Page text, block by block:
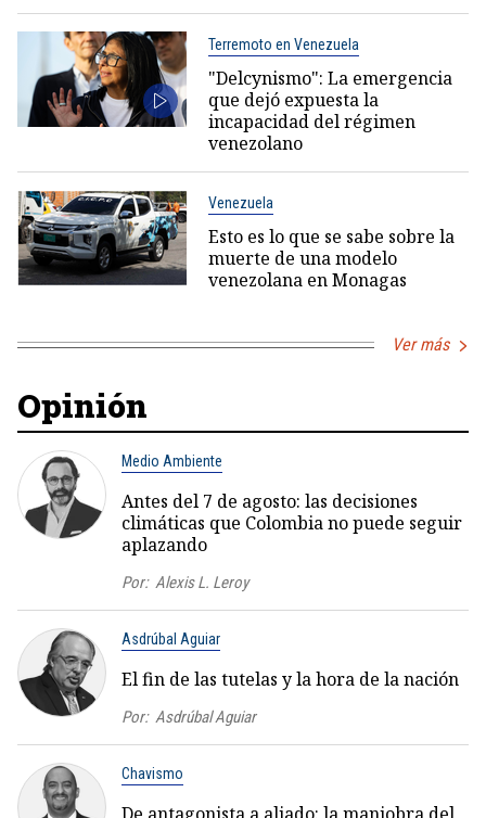
Terremoto en Venezuela
"Delcynismo": La emergencia
que dejó expuesta la
incapacidad del régimen
venezolano
Venezuela
Esto es lo que se sabe sobre la
muerte de una modelo
venezolana en Monagas
Ver más
Opinión
Medio Ambiente
Antes del 7 de agosto: las decisiones
climáticas que Colombia no puede seguir
aplazando
Por: Alexis L. Leroy
Asdrúbal Aguiar
El fin de las tutelas y la hora de la nación
Por: Asdrúbal Aguiar
Chavismo